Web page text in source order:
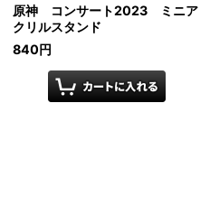
原神 コンサート2023 ミニア
クリルスタンド
840円